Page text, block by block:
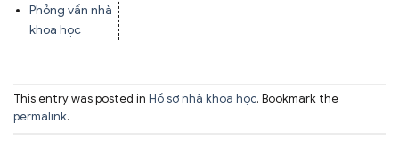
Phỏng vấn nhà
khoa học
This entry was posted in Hồ sơ nhà khoa học. Bookmark the
permalink.